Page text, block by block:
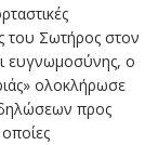
του Σωτήρος στον
ευγνωμοσύνης, ο
ολοκλήρωσε
προς